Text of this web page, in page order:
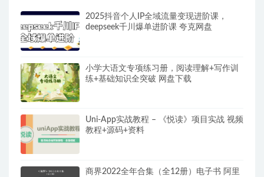
2025抖音个人IP全域流量变现进阶课，
deepseek千川爆单进阶课 夸克网盘
小学大语文专项练习册，阅读理解+写作训
练+基础知识全突破 网盘下载
Uni-App实战教程 – 《悦读》项目实战 视频
教程+源码+资料
商界2022全年合集（全12册）电子书 阿里